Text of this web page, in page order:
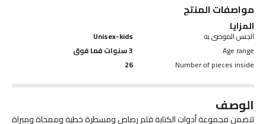
مواصفات المنتج
المزايا
الجنس الموصى به
Unisex-kids
Age range
3 سنوات فما فوق
Number of pieces inside
26
الوصف
تتضمن مجموعة أدوات الكتابة قلم رصاص ومسطرة خطية وممحاة ومبراة